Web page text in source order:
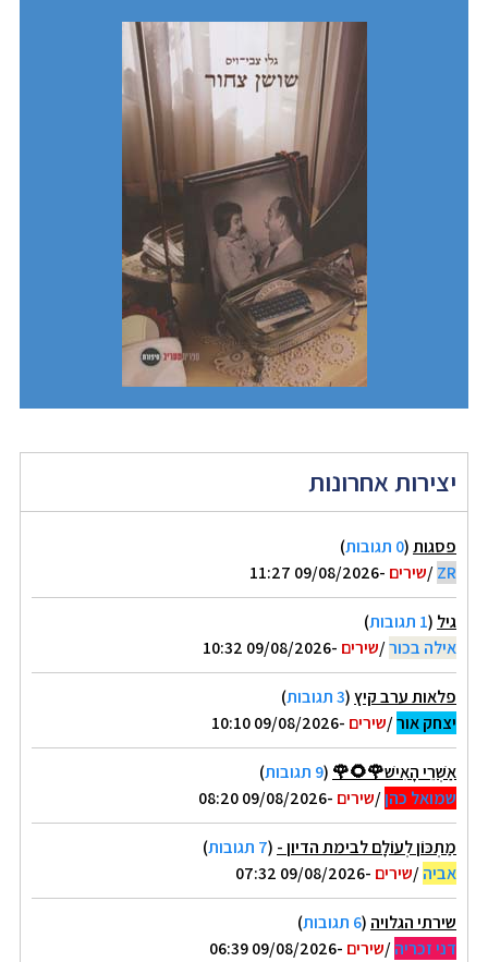
יצירות אחרונות
פסגות(0 תגובות
)
ZR
/שירים -09/08/2026 11:27
גיל (1 תגובות
)
אילה בכור/שירים -09/08/2026 10:32
פלאות ערב קיץ(3 תגובות
)
יצחק אור/שירים -09/08/2026 10:10
אַשְׁרֵי הָאִישׁ🌹🌻🌹 (9 תגובות
)
שמואל כהן/שירים -09/08/2026 08:20
מַתְכּוֹן לְעוֹלָם לבימת הדיון - (7 תגובות
)
אביה/שירים -09/08/2026 07:32
שירתי הגלויה (6 תגובות
)
דני זכריה/שירים -09/08/2026 06:39